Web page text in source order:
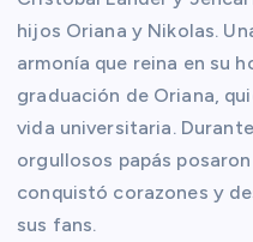
hijos Oriana y Nikolas.
armonía que reina en su
graduación de Oriana,
vida universitaria.
orgullosos papás
conquistó corazones y
sus fans.